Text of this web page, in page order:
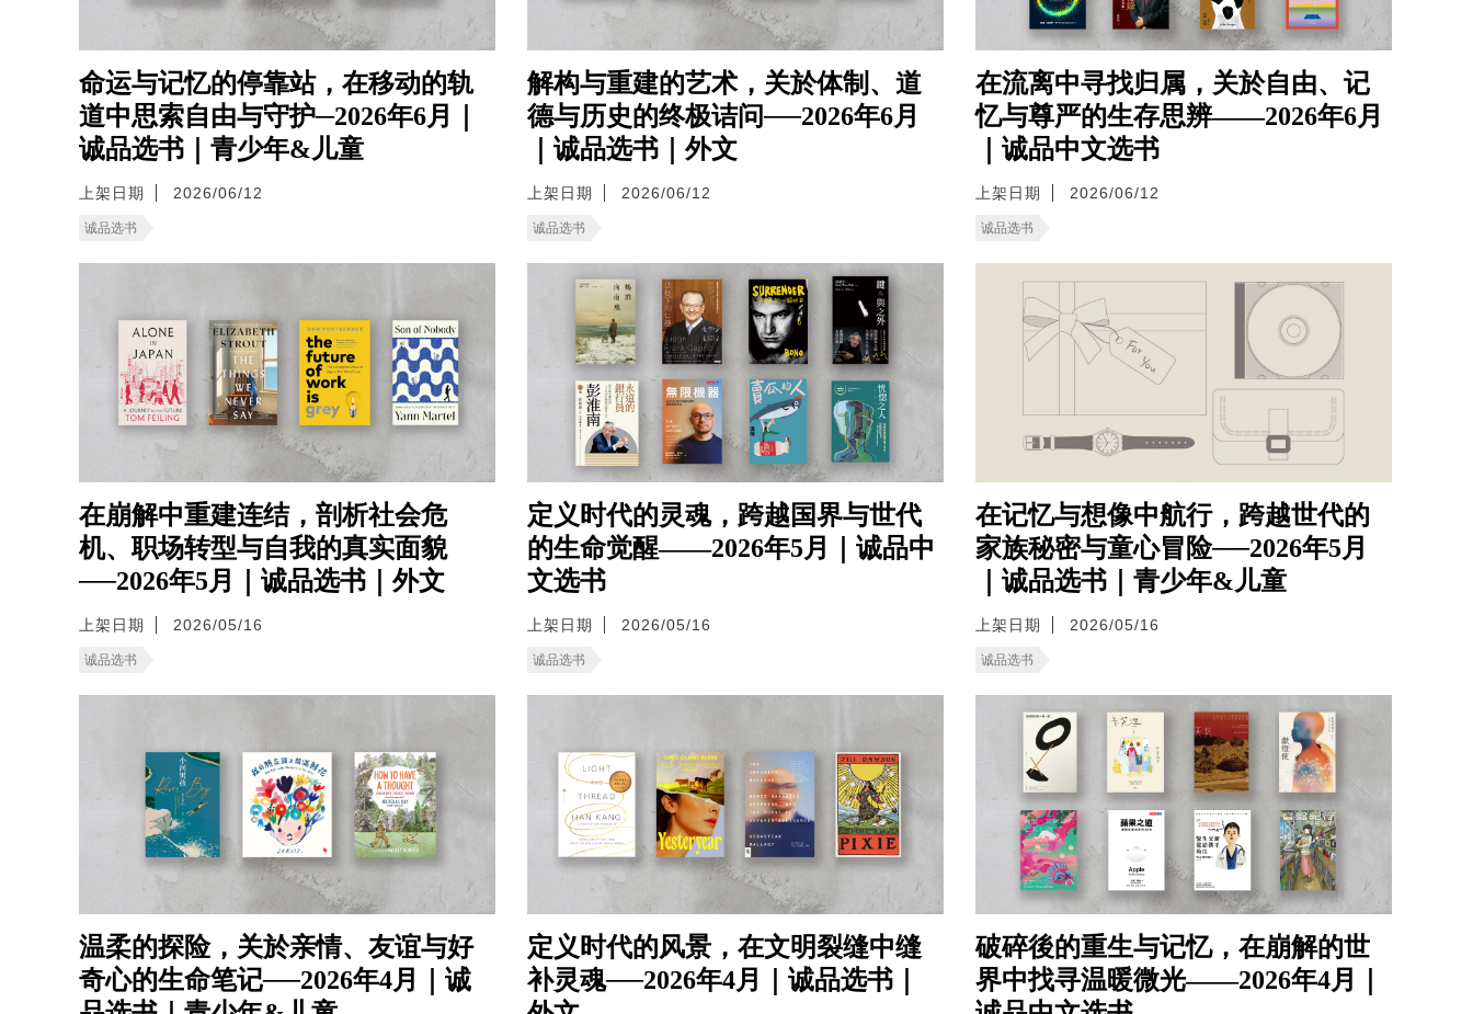
命运与记忆的停靠站，在移动的轨
道中思索自由与守护─2026年6月｜
诚品选书｜青少年&儿童
上架日期 2026/06/12
诚品选书
解构与重建的艺术，关於体制、道
德与历史的终极诘问──2026年6月
｜诚品选书｜外文
上架日期 2026/06/12
诚品选书
在流离中寻找归属，关於自由、记
忆与尊严的生存思辨——2026年6月
｜诚品中文选书
上架日期 2026/06/12
诚品选书
在崩解中重建连结，剖析社会危
机、职场转型与自我的真实面貌
──2026年5月｜诚品选书｜外文
上架日期 2026/05/16
诚品选书
定义时代的灵魂，跨越国界与世代
的生命觉醒——2026年5月｜诚品中
文选书
上架日期 2026/05/16
诚品选书
在记忆与想像中航行，跨越世代的
家族秘密与童心冒险──2026年5月
｜诚品选书｜青少年&儿童
上架日期 2026/05/16
诚品选书
温柔的探险，关於亲情、友谊与好
奇心的生命笔记──2026年4月｜诚
定义时代的风景，在文明裂缝中缝
补灵魂──2026年4月｜诚品选书｜
破碎後的重生与记忆，在崩解的世
界中找寻温暖微光——2026年4月｜